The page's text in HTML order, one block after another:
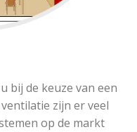
bij de keuze van een
zijn er veel
op de markt